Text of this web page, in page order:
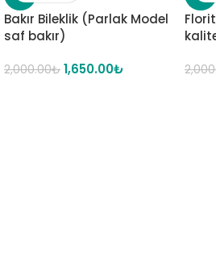
Bakır Bileklik (Parlak Model
saf bakır)
2,000.00₺ 1,650.00₺